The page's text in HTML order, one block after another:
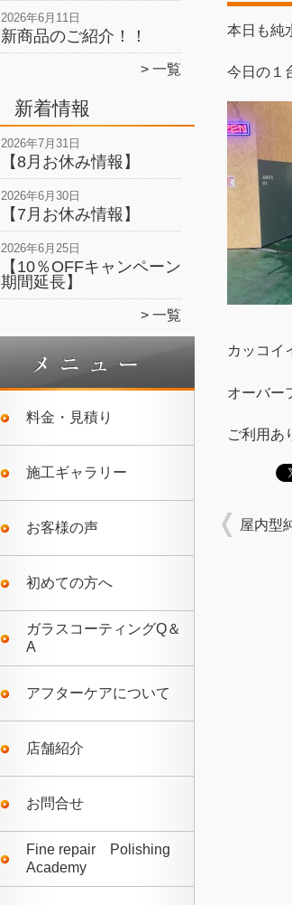
2026年6月11日
新商品のご紹介！！
一覧
新着情報
2026年7月31日
【8月お休み情報】
2026年6月30日
【7月お休み情報】
2026年6月25日
【10％OFFキャンペーン
期間延長】
一覧
料金・見積り
施工ギャラリー
お客様の声
初めての方へ
ガラスコーティングQ＆
A
アフターケアについて
店舗紹介
お問合せ
Fine repair Polishing
Academy
本日も純
今日の１
カッコイ
オーバー
ご利用あ
屋内型